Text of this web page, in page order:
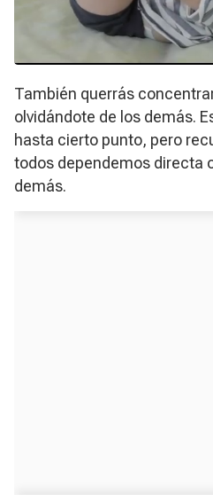
También querrás
olvidándote de los demás.
hasta cierto punto, pero
todos dependemos directa
demás.